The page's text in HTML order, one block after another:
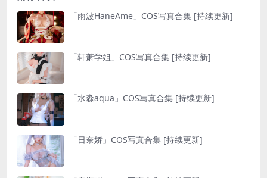
「雨波HaneAme」COS写真合集 [持续更新]
「轩萧学姐」COS写真合集 [持续更新]
「水淼aqua」COS写真合集 [持续更新]
「日奈娇」COS写真合集 [持续更新]